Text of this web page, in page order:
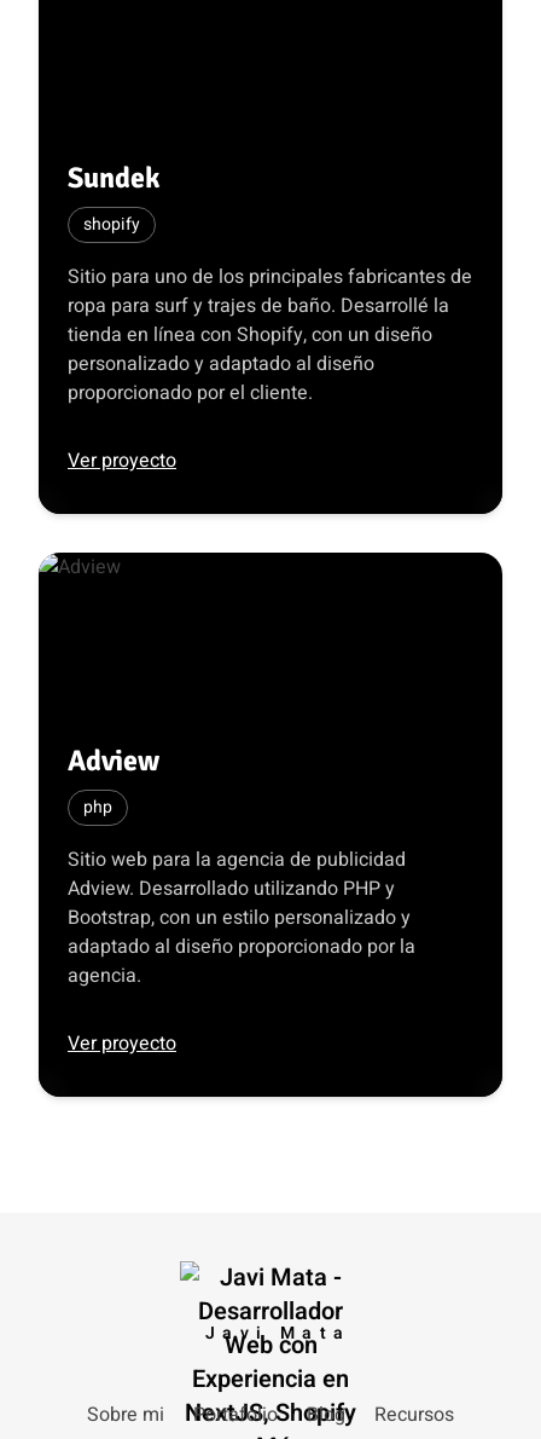
Sundek
shopify
Sitio para uno de los principales fabricantes de
ropa para surf y trajes de baño. Desarrollé la
tienda en línea con Shopify, con un diseño
personalizado y adaptado al diseño
proporcionado por el cliente.
Ver proyecto
Adview
php
Sitio web para la agencia de publicidad
Adview. Desarrollado utilizando PHP y
Bootstrap, con un estilo personalizado y
adaptado al diseño proporcionado por la
agencia.
Ver proyecto
Javi Mata
Sobre mi Portafolio Blog Recursos